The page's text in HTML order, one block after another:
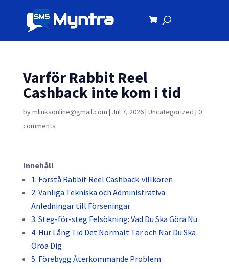
Varför Rabbit Reel
Cashback inte kom i tid
bymlinksonline@gmail.com | Jul 7, 2026| Uncategorized | 0
comments
Innehåll
1. Förstå Rabbit Reel Cashback-villkoren
2. Vanliga Tekniska och Administrativa
Anledningar till Förseningar
3. Steg-för-steg Felsökning: Vad Du Ska Göra Nu
4. Hur Lång Tid Det Normalt Tar och När Du Ska
Oroa Dig
5. Förebygg Återkommande Problem